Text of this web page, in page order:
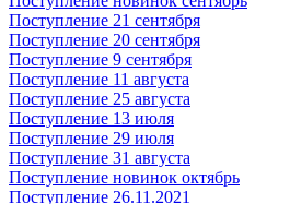
Поступление 21 сентября
Поступление 20 сентября
Поступление 9 сентября
Поступление 11 августа
Поступление 25 августа
Поступление 13 июля
Поступление 29 июля
Поступление 31 августа
Поступление новинок октябрь
Поступление 26.11.2021